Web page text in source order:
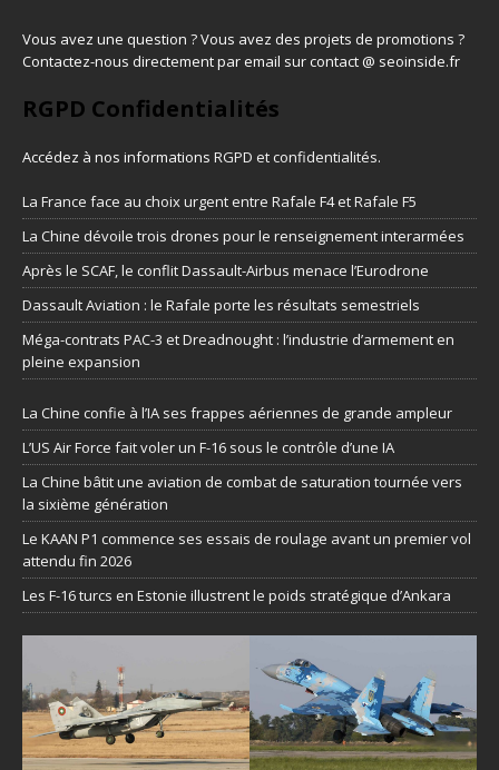
Vous avez une question ? Vous avez des projets de promotions ?
Contactez-nous directement par email sur contact @ seoinside.fr
RGPD Confidentialités
Accédez à nos informations RGPD et confidentialités.
La France face au choix urgent entre Rafale F4 et Rafale F5
La Chine dévoile trois drones pour le renseignement interarmées
Après le SCAF, le conflit Dassault-Airbus menace l’Eurodrone
Dassault Aviation : le Rafale porte les résultats semestriels
Méga-contrats PAC-3 et Dreadnought : l’industrie d’armement en
pleine expansion
La Chine confie à l’IA ses frappes aériennes de grande ampleur
L’US Air Force fait voler un F-16 sous le contrôle d’une IA
La Chine bâtit une aviation de combat de saturation tournée vers
la sixième génération
Le KAAN P1 commence ses essais de roulage avant un premier vol
attendu fin 2026
Les F-16 turcs en Estonie illustrent le poids stratégique d’Ankara